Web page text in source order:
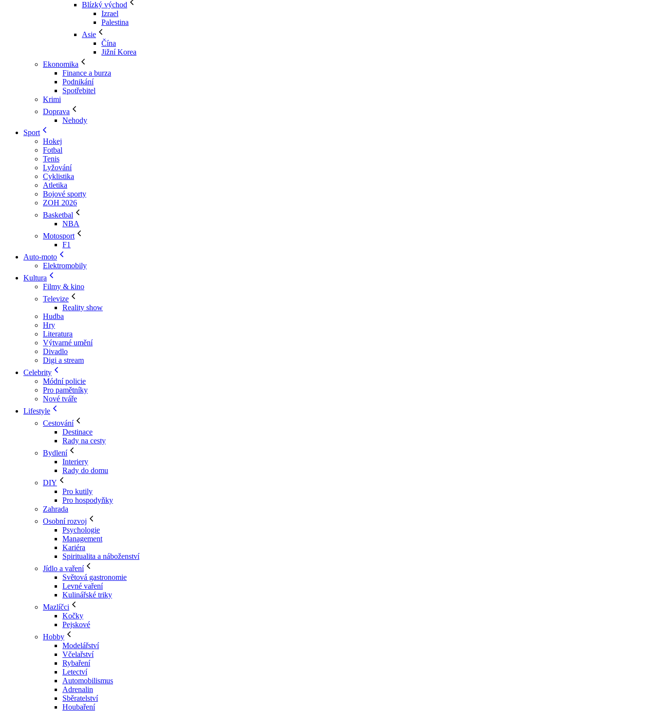
Blízký východ
Izrael
Palestina
Asie
Čína
Jižní Korea
Ekonomika
Finance a burza
Podnikání
Spotřebitel
Krimi
Doprava
Nehody
Sport
Hokej
Fotbal
Tenis
Lyžování
Cyklistika
Atletika
Bojové sporty
ZOH 2026
Basketbal
NBA
Motosport
F1
Auto-moto
Elektromobily
Kultura
Filmy & kino
Televize
Reality show
Hudba
Hry
Literatura
Výtvarné umění
Divadlo
Digi a stream
Celebrity
Módní policie
Pro pamětníky
Nové tváře
Lifestyle
Cestování
Destinace
Rady na cesty
Bydlení
Interiery
Rady do domu
DIY
Pro kutily
Pro hospodyňky
Zahrada
Osobní rozvoj
Psychologie
Management
Kariéra
Spiritualita a náboženství
Jídlo a vaření
Světová gastronomie
Levné vaření
Kulinářské triky
Mazlíčci
Kočky
Pejskové
Hobby
Modelářství
Včelařství
Rybaření
Letectví
Automobilismus
Adrenalin
Sběratelství
Houbaření